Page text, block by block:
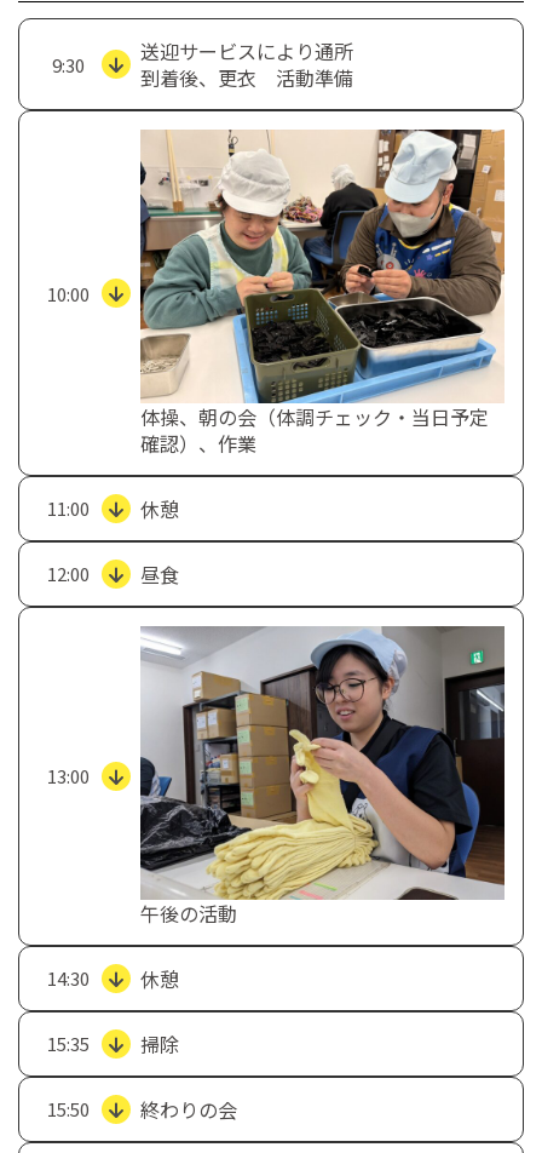
9:30
送迎サービスにより通所
到着後、更衣 活動準備
10:00
体操、朝の会（体調チェック・当日予定
確認）、作業
11:00 休憩
12:00 昼食
13:00
午後の活動
14:30 休憩
15:35 掃除
15:50 終わりの会